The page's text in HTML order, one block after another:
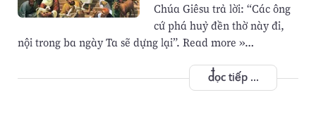
Chúa Giêsu trả lời: “Các ông
cứ phá huỷ đền thờ này đi,
nội trong ba ngày Ta sẽ dựng lại”. Read more »…
đọc tiếp ...